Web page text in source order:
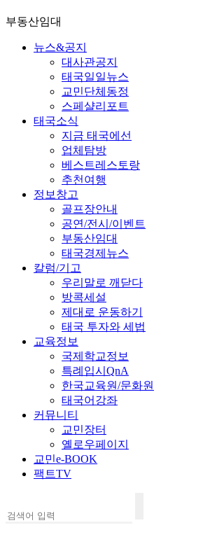
부동산임대
뉴스&공지
대사관공지
태국일일뉴스
교민단체동정
스페샬리포트
태국소식
지금 태국에선
업체탐방
베스트레스토랑
추천여행
정보창고
골프장안내
공연/전시/이벤트
부동산임대
태국경제뉴스
칼럼/기고
우리말로 깨닫다
방콕세설
제대로 운동하기
태국 투자와 세법
교육정보
국제학교정보
특례입시QnA
한국교육원/문화원
태국어강좌
커뮤니티
교민장터
옐로우페이지
교민e-BOOK
팩트TV